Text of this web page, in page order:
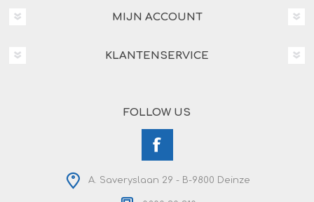
MIJN ACCOUNT
KLANTENSERVICE
FOLLOW US
A. Saveryslaan 29 - B-9800 Deinze